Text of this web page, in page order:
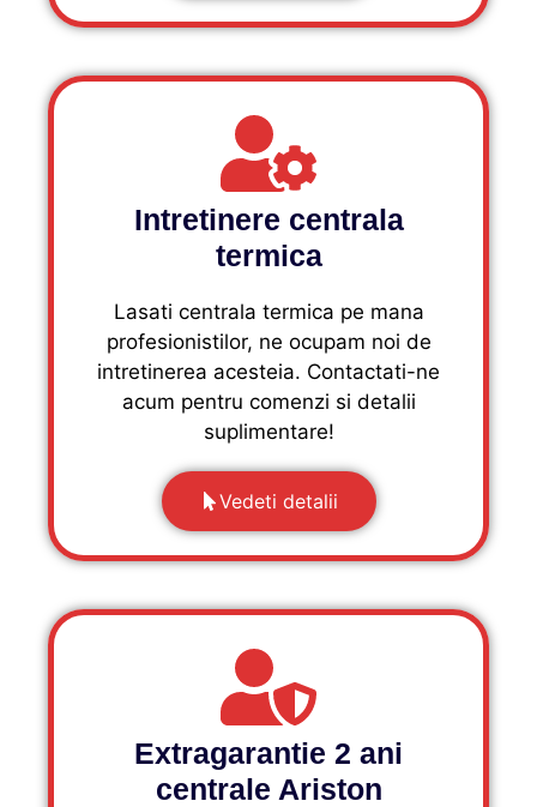
Intretinere centrala
termica
Lasati centrala termica pe mana
profesionistilor, ne ocupam noi de
intretinerea acesteia. Contactati-ne
acum pentru comenzi si detalii
suplimentare!
Vedeti detalii
Extragarantie 2 ani
centrale Ariston